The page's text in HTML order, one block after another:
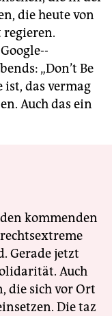
die heute von
regieren.
„Don’t Be
ist, das vermag
Auch das ein
kommenden
Gerade jetzt
Auch
die sich vor Ort
Die taz